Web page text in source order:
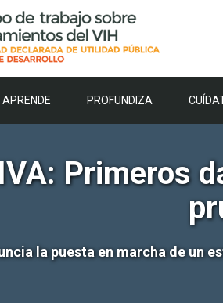
APRENDE PROFUNDIZA
Primeros
la puesta en marcha de un